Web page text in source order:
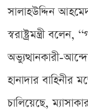
সালাহউদ্দিন
স্বরাষ্ট্রমন্ত্রী
অভ্যুত্থানকারী-
হানাদার বাহিনীর
চালিয়েছে,